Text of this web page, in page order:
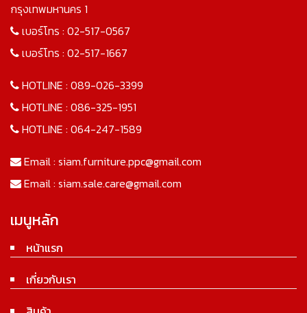
กรุงเทพมหานคร 1
เบอร์โทร : 02-517-0567
เบอร์โทร : 02-517-1667
HOTLINE : 089-026-3399
HOTLINE : 086-325-1951
HOTLINE : 064-247-1589
Email : siam.furniture.ppc@gmail.com
Email : siam.sale.care@gmail.com
เมนูหลัก
หน้าแรก
เกี่ยวกับเรา